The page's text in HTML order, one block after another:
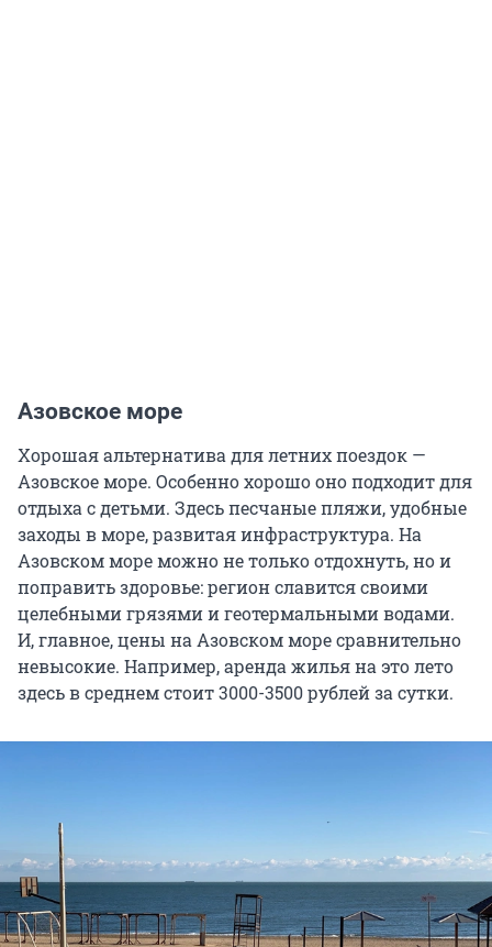
Азовское море
Хорошая альтернатива для летних поездок —
Азовское море. Особенно хорошо оно подходит для
отдыха с детьми. Здесь песчаные пляжи, удобные
заходы в море, развитая инфраструктура. На
Азовском море можно не только отдохнуть, но и
поправить здоровье: регион славится своими
целебными грязями и геотермальными водами.
И, главное, цены на Азовском море сравнительно
невысокие. Например, аренда жилья на это лето
здесь в среднем стоит 3000-3500 рублей за сутки.